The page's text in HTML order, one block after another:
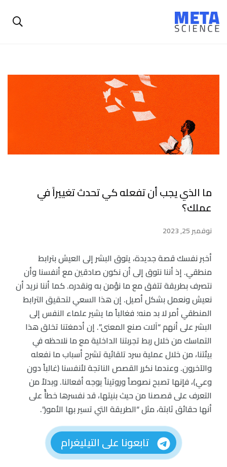
ما الذي يجب أن تفعله كي تحدث تغييراً في
عملك؟
نوفمبر 25, 2023
أخبر نفسك قصة جديدة، يتوق البشر إلى العيش بترابط
منطقي. إذ أننا نتوق إلى أن نكون صادقين مع أنفسنا وأن
نتصرف بطريقة تتفق مع ما نؤمن به ونقدره. كما أننا نريد أن
نعيش ونعمل بشكل أصيل. إن هذا السعي لتحقيق الترابط
المنطقي أمر لا بد منه؛ فغالباً ما يشير علماء النفس إلى
البشر على أنهم “آلات صنع المعنى”. إن أدمغتنا تخلق هذا
التماسك من خلال ربط تجربتنا الداخلية مع ما نلاحظه في
بيئتنا، من خلال عملية سرد تلقائية تشرح أسباب ما نفعله
والآخرون. وعندما نكرر القصص الناتجة لأنفسنا (غالباً دون
وعي)، فإنها تصبح نصوصاً وروتيناً يوجه أفعالنا. وبدلاً من
التعرف على قصصنا من حيث بنيتها، قد نفسرها خطأً على
أنها حقائق ثابتة، مثل “الطريقة التي تسير بها الأمور”.
تابعونا على التيليغرام